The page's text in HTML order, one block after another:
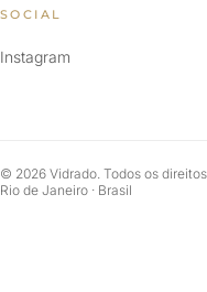
SOCIAL
Instagram
© 2026 Vidrado. Todos os
Rio de Janeiro · Brasil